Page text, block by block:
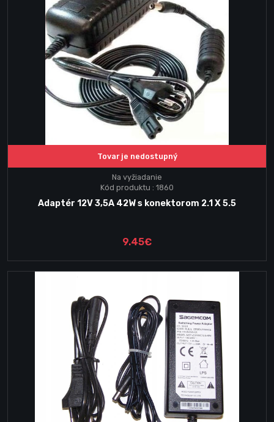
Tovar je nedostupný
Na vyžiadanie
Kód produktu : 1860
Adaptér 12V 3,5A 42W s konektorom 2.1 X 5.5
9.45€